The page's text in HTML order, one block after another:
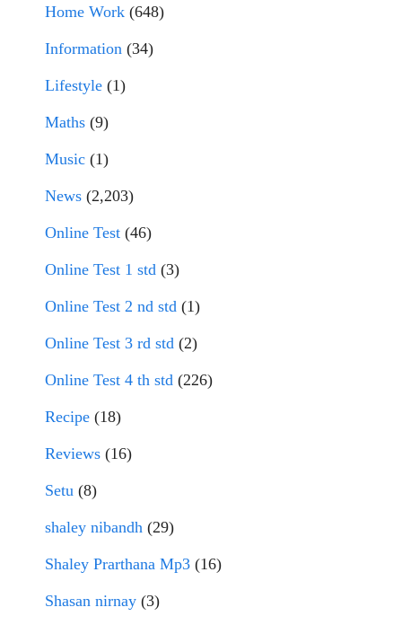
Home Work (648)
Information (34)
Lifestyle (1)
Maths (9)
Music (1)
News (2,203)
Online Test (46)
Online Test 1 std (3)
Online Test 2 nd std (1)
Online Test 3 rd std (2)
Online Test 4 th std (226)
Recipe (18)
Reviews (16)
Setu (8)
shaley nibandh (29)
Shaley Prarthana Mp3 (16)
Shasan nirnay (3)